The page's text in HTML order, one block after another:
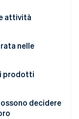
l'infrastruttura
attività
una domanda
del
le piccole
nelle
prodotti
decidere